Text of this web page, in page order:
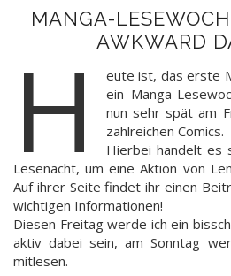
MANGA-
AWKWARD
H
eute ist, das erste
ein Manga-
nun sehr spät am
zahlreichen Comics.
Hierbei handelt es
Lesenacht, um eine Aktion von
Auf ihrer Seite findet ihr einen
wichtigen Informationen!
Diesen Freitag werde ich ein
aktiv dabei sein, am Sonntag
mitlesen.